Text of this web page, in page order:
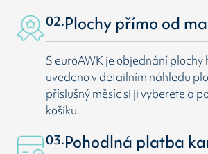
02.Plochy přímo od
S euroAWK je objednání plochy
uvedeno v detailním náhledu
příslušný měsíc si ji vyberete a
košíku.
03.Pohodlná platba